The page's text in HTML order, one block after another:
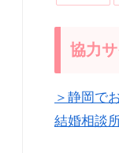
協力サ
＞静岡で
結婚相談